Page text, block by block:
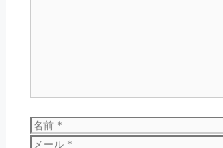
名
前
メ